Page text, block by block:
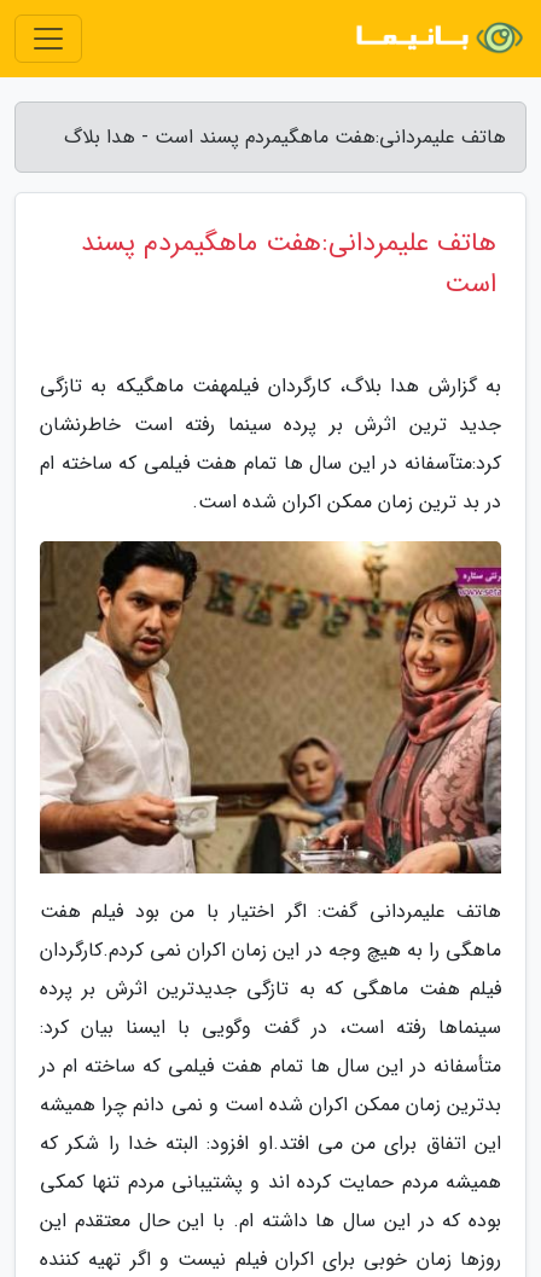
هاتف علیمردانی:هفت ماهگیمردم پسند است - هدا بلاگ
هاتف علیمردانی:هفت ماهگیمردم پسند
است
به گزارش هدا بلاگ، کارگردان فیلمهفت ماهگیکه به تازگی
جدید ترین اثرش بر پرده سینما رفته است خاطرنشان
کرد:متآسفانه در این سال ها تمام هفت فیلمی که ساخته ام
در بد ترین زمان ممکن اکران شده است.
هاتف علیمردانی گفت: اگر اختیار با من بود فیلم هفت
ماهگی را به هیچ وجه در این زمان اکران نمی کردم.کارگردان
فیلم هفت ماهگی که به تازگی جدیدترین اثرش بر پرده
سینماها رفته است، در گفت وگویی با ایسنا بیان کرد:
متأسفانه در این سال ها تمام هفت فیلمی که ساخته ام در
بدترین زمان ممکن اکران شده است و نمی دانم چرا همیشه
این اتفاق برای من می افتد.او افزود: البته خدا را شکر که
همیشه مردم حمایت کرده اند و پشتیبانی مردم تنها کمکی
بوده که در این سال ها داشته ام. با این حال معتقدم این
روزها زمان خوبی برای اکران فیلم نیست و اگر تهیه کننده